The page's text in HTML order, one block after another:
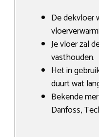
De dekvloer
Je vloer zal
vasthouden.
Het in
duurt wat
Bekende
Danfoss,